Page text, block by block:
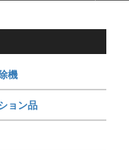
機
ョン品